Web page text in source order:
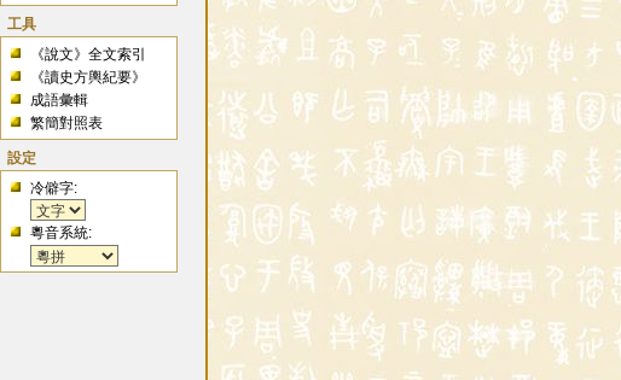
工具
《說文》全文索引
《讀史方輿紀要》
成語彙輯
繁簡對照表
設定
冷僻字:
粵音系統: